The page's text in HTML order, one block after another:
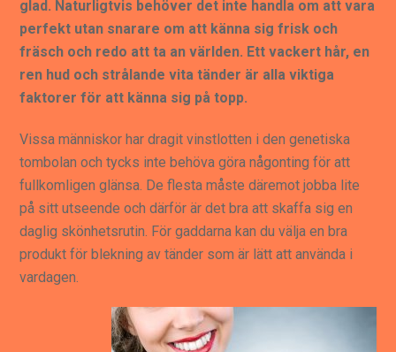
glad. Naturligtvis behöver det inte handla om att vara
perfekt utan snarare om att känna sig frisk och
fräsch och redo att ta an världen. Ett vackert hår, en
ren hud och strålande vita tänder är alla viktiga
faktorer för att känna sig på topp.
Vissa människor har dragit vinstlotten i den genetiska
tombolan och tycks inte behöva göra någonting för att
fullkomligen glänsa. De flesta måste däremot jobba lite
på sitt utseende och därför är det bra att skaffa sig en
daglig skönhetsrutin. För gaddarna kan du välja en bra
produkt för blekning av tänder som är lätt att använda i
vardagen.